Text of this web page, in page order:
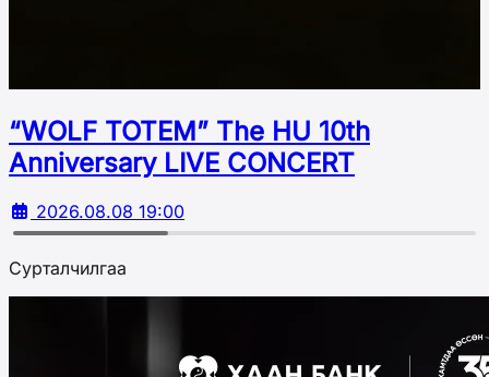
“WOLF TOTEM” The HU 10th
Аnniversary LIVE CONCERT
2026.08.08 19:00
Сурталчилгаа